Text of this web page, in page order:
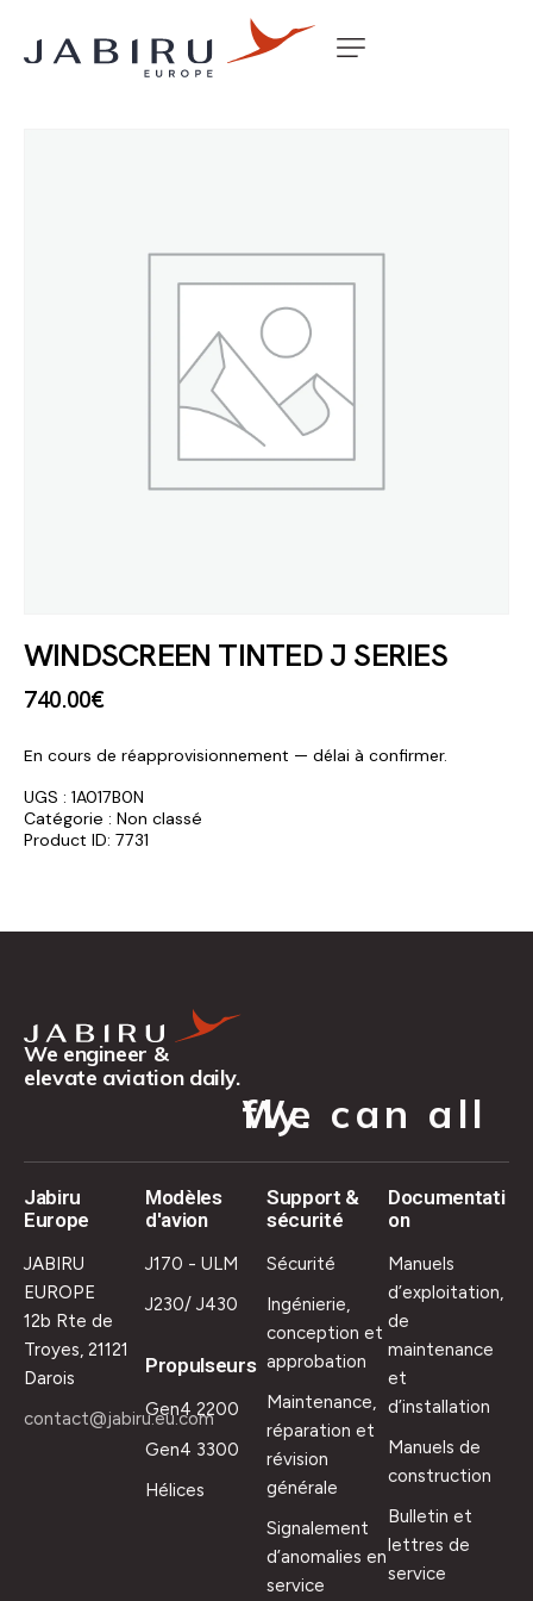
Accueil Non classé
WINDSCREEN TINTED J SERIES
740.00€
En cours de réapprovisionnement — délai à confirmer.
UGS : 1A017B0N
Catégorie : Non classé
Product ID: 7731
We engineer &
elevate aviation daily.
We can all fly.
Jabiru
Europe
JABIRU
EUROPE
12b Rte de
Troyes, 21121
Darois
contact@jabiru.eu.com
Modèles
d'avion
J170 - ULM
J230/ J430
Propulseurs
Gen4 2200
Gen4 3300
Hélices
Support &
sécurité
Sécurité
Ingénierie,
conception et
approbation
Maintenance,
réparation et
révision
générale
Signalement
d’anomalies en
service
Documentati
on
Manuels
d’exploitation,
de
maintenance
et
d’installation
Manuels de
construction
Bulletin et
lettres de
service